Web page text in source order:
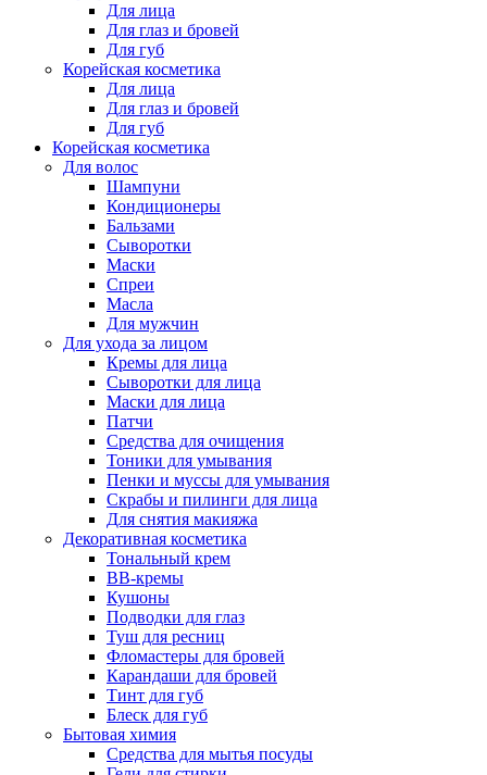
Для лица
Для глаз и бровей
Для губ
Корейская косметика
Для лица
Для глаз и бровей
Для губ
Корейская косметика
Для волос
Шампуни
Кондиционеры
Бальзами
Сыворотки
Маски
Спреи
Масла
Для мужчин
Для ухода за лицом
Кремы для лица
Сыворотки для лица
Маски для лица
Патчи
Средства для очищения
Тоники для умывания
Пенки и муссы для умывания
Скрабы и пилинги для лица
Для снятия макияжа
Декоративная косметика
Тональный крем
BB-кремы
Кушоны
Подводки для глаз
Туш для ресниц
Фломастеры для бровей
Карандаши для бровей
Тинт для губ
Блеск для губ
Бытовая химия
Средства для мытья посуды